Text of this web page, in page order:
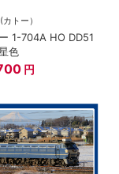
カトー）
1-704A HO DD51
色
円